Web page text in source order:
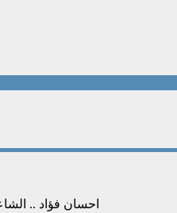
احسان فؤاد ..